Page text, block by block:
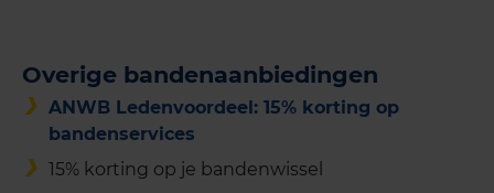
Overige bandenaanbiedingen
ANWB Ledenvoordeel: 15% korting op
bandenservices
15% korting op je bandenwissel